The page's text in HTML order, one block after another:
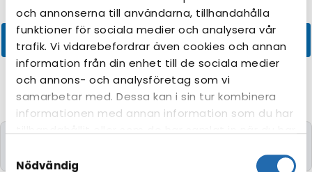
och annonserna till användarna, tillhandahålla
funktioner för sociala medier och analysera vår
trafik. Vi vidarebefordrar även cookies och annan
information från din enhet till de sociala medier
och annons- och analysföretag som vi
samarbetar med. Dessa kan i sin tur kombinera
informationen med annan information som du har
användningen av kakor genom att förändra
Nödvändig